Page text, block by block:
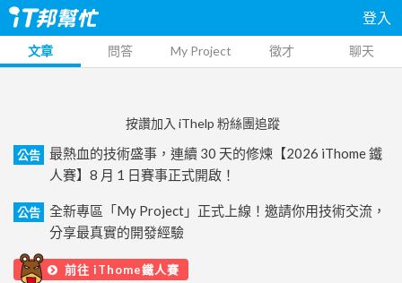
登入
文章 問答 My Project 徵才 聊天
按讚加入 iThelp 粉絲團追蹤
公告
最熱血的技術盛事，連續 30 天的修煉【2026 iThome 鐵
人賽】8 月 1 日賽事正式開啟！
公告
全新專區「My Project」正式上線！邀請你用技術交流，
分享最真實的開發經驗
前往 iThome鐵人賽